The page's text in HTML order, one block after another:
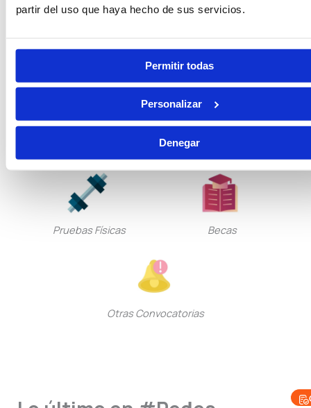
partir del uso que haya hecho de sus servicios.
Permitir todas
Personalizar
Denegar
Tramitación Procesal Gestión Procesal
Guarda Rural
Pruebas Físicas Becas
Otras Convocatorias